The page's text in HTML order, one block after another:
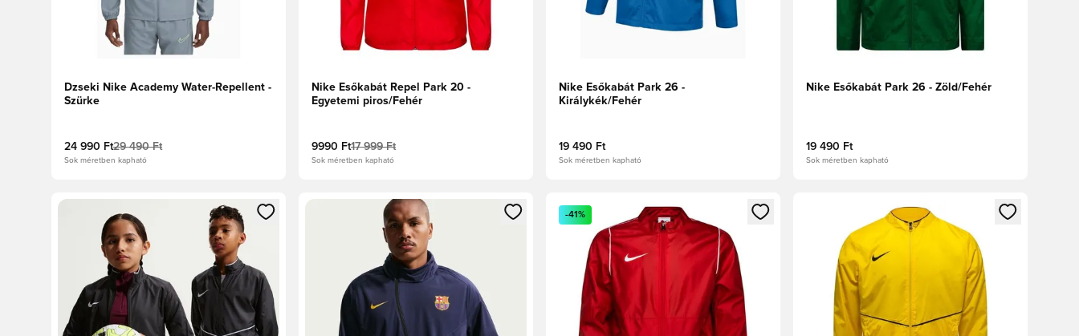
Dzseki Nike Academy Water-Repellent -
Szürke
24 990 Ft29 490 Ft
Sok méretben kapható
Nike Esőkabát Repel Park 20 -
Egyetemi piros/Fehér
9990 Ft17 999 Ft
Sok méretben kapható
Nike Esőkabát Park 26 -
Királykék/Fehér
19 490 Ft
Sok méretben kapható
Nike Esőkabát Park 26 - Zöld/Fehér
19 490 Ft
Sok méretben kapható
Megnyit egy modált a bejelentkezéshez vagy a tagként való regisztrációhozMegnyit egy modált a bejelentkezéshez vagy a tagként való regisztrációhozMegnyit egy modált a bejelentkezéshez vagy a tagként való regisztrációhoz
-41%
Megnyit egy modált a bejelentkezéshez vagy a